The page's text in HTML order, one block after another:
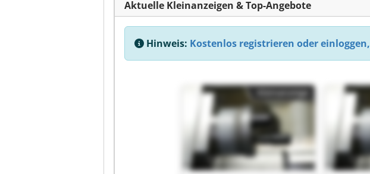
Aktuelle Kleinanzeigen & Top-Angebote
Hinweis: Kostenlos registrieren oder einloggen,